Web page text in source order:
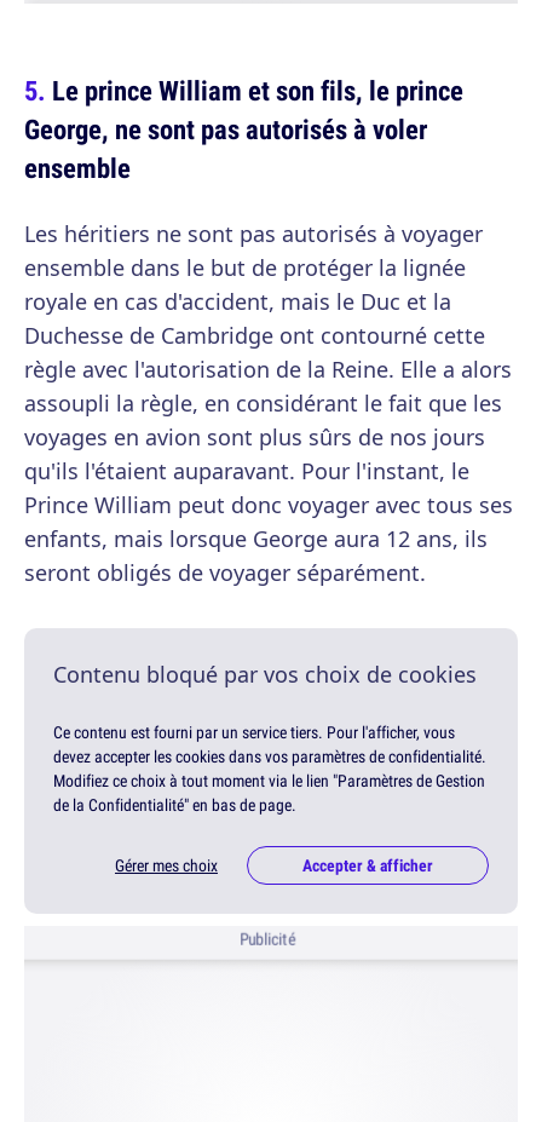
Le prince William et son fils, le prince
George, ne sont pas autorisés à voler
ensemble
Les héritiers ne sont pas autorisés à voyager
ensemble dans le but de protéger la lignée
royale en cas d'accident, mais le Duc et la
Duchesse de Cambridge ont contourné cette
règle avec l'autorisation de la Reine. Elle a alors
assoupli la règle, en considérant le fait que les
voyages en avion sont plus sûrs de nos jours
qu'ils l'étaient auparavant. Pour l'instant, le
Prince William peut donc voyager avec tous ses
enfants, mais lorsque George aura 12 ans, ils
seront obligés de voyager séparément.
Contenu bloqué par vos choix de cookies
Ce contenu est fourni par un service tiers. Pour l'afficher, vous
devez accepter les cookies dans vos paramètres de confidentialité.
Modifiez ce choix à tout moment via le lien "Paramètres de Gestion
de la Confidentialité" en bas de page.
Gérer mes choix Accepter & afficher
Publicité